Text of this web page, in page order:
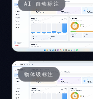
AI 自动标注
物体级标注